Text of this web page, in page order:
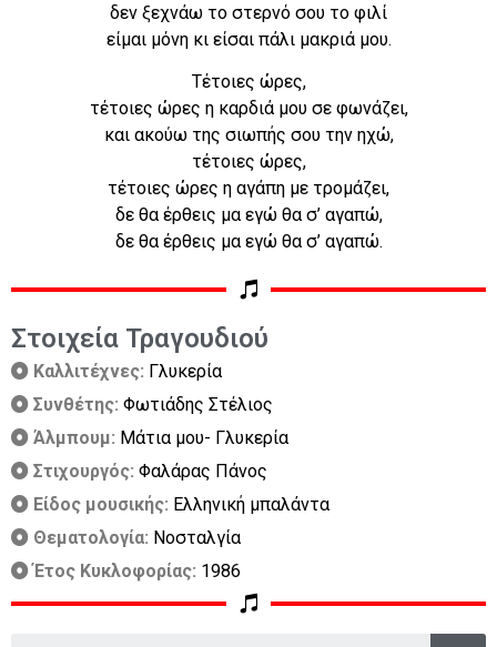
δεν ξεχνάω το στερνό σου το φιλί
είμαι μόνη κι είσαι πάλι μακριά μου.
Τέτοιες ώρες,
τέτοιες ώρες η καρδιά μου σε φωνάζει,
και ακούω της σιωπής σου την ηχώ,
τέτοιες ώρες,
τέτοιες ώρες η αγάπη με τρομάζει,
δε θα έρθεις μα εγώ θα σ’ αγαπώ,
δε θα έρθεις μα εγώ θα σ’ αγαπώ.
Στοιχεία Τραγουδιού
Καλλιτέχνες: Γλυκερία
Συνθέτης: Φωτιάδης Στέλιος
Άλμπουμ: Μάτια μου- Γλυκερία
Στιχουργός: Φαλάρας Πάνος
Είδος μουσικής: Ελληνική μπαλάντα
Θεματολογία: Νοσταλγία
Έτος Κυκλοφορίας: 1986